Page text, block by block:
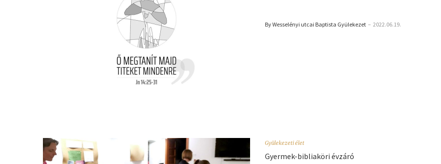
By Wesselényi utcai Baptista Gyülekezet – 2022.06.19.
Gyülekezeti élet
Gyermek-bibliaköri évzáró